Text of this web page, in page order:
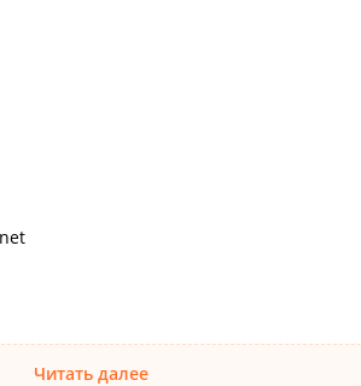
Читать далее